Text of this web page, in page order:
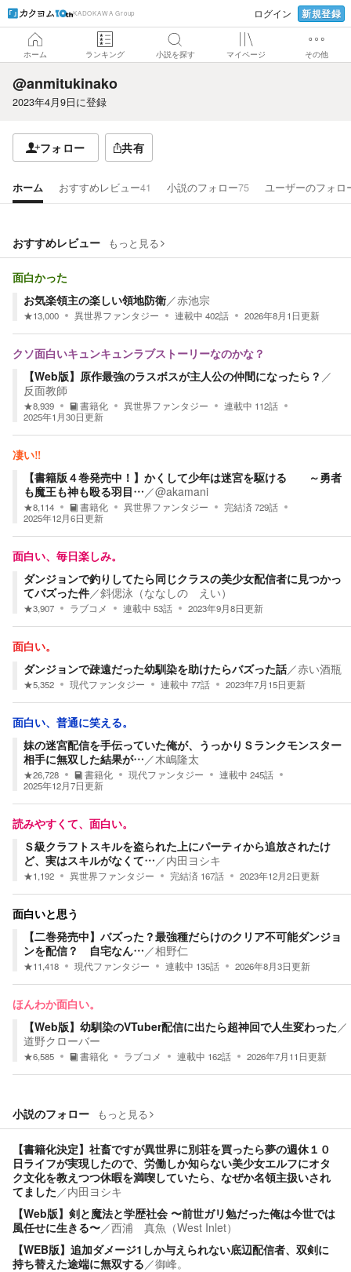
KADOKAWA Group ログイン 新規登録
ホーム ランキング 小説を探す マイページ その他
@anmitukinako
2023年4月9日に登録
フォロー 共有
ホーム おすすめレビュー41 小説のフォロー75 ユーザーのフォロ
おすすめレビュー もっと見る
面白かった
お気楽領主の楽しい領地防衛／赤池宗
★13,000 異世界ファンタジー 連載中 402話 2026年8月1日更新
クソ面白いキュンキュンラブストーリーなのかな？
【Web版】原作最強のラスボスが主人公の仲間になったら？ ／
反面教師
★8,939 書籍化 異世界ファンタジー 連載中 112話
2025年1月30日更新
凄い‼︎
【書籍版４巻発売中！】かくして少年は迷宮を駆ける ～勇者
も魔王も神も殴る羽目…／@akamani
★8,114 書籍化 異世界ファンタジー 完結済 729話
2025年12月6日更新
面白い、毎日楽しみ。
ダンジョンで釣りしてたら同じクラスの美少女配信者に見つかっ
てバズった件／斜偲泳（ななしの えい）
★3,907 ラブコメ 連載中 53話 2023年9月8日更新
面白い。
ダンジョンで疎遠だった幼馴染を助けたらバズった話／赤い酒瓶
★5,352 現代ファンタジー 連載中 77話 2023年7月15日更新
面白い、普通に笑える。
妹の迷宮配信を手伝っていた俺が、うっかりＳランクモンスター
相手に無双した結果が…／木嶋隆太
★26,728 書籍化 現代ファンタジー 連載中 245話
2025年12月7日更新
読みやすくて、面白い。
Ｓ級クラフトスキルを盗られた上にパーティから追放されたけ
ど、実はスキルがなくて…／内田ヨシキ
★1,192 異世界ファンタジー 完結済 167話 2023年12月2日更新
面白いと思う
【二巻発売中】バズった？最強種だらけのクリア不可能ダンジョ
ンを配信？ 自宅なん…／相野仁
★11,418 現代ファンタジー 連載中 135話 2026年8月3日更新
ほんわか面白い。
【Web版】幼馴染のVTuber配信に出たら超神回で人生変わった／
道野クローバー
★6,585 書籍化 ラブコメ 連載中 162話 2026年7月11日更新
小説のフォロー もっと見る
【書籍化決定】社畜ですが異世界に別荘を買ったら夢の週休１０
日ライフが実現したので、労働しか知らない美少女エルフにオタ
ク文化を教えつつ休暇を満喫していたら、なぜか名領主扱いされ
てました／内田ヨシキ
【Web版】剣と魔法と学歴社会 〜前世ガリ勉だった俺は今世では
風任せに生きる〜／西浦 真魚（West Inlet）
【WEB版】追加ダメージ1しか与えられない底辺配信者、双剣に
持ち替えた途端に無双する／御峰。